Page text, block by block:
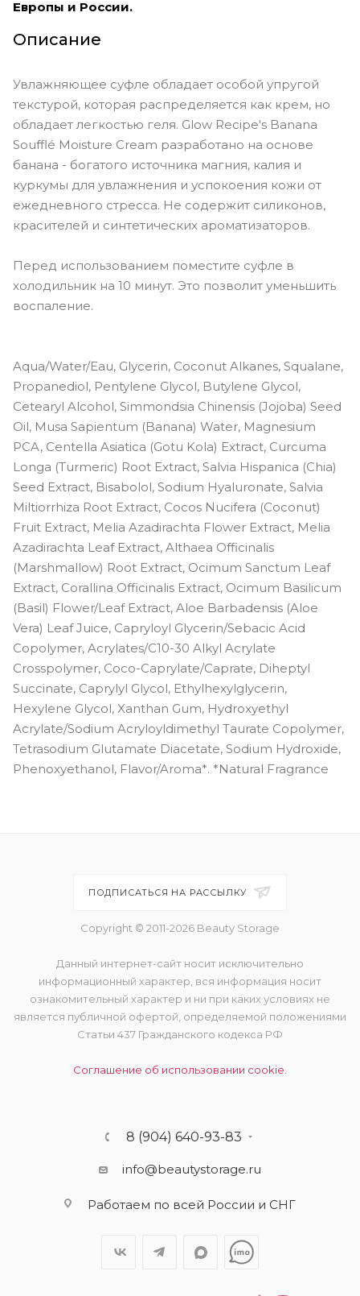
Европы и России.
Описание
Увлажняющее суфле обладает особой упругой
текстурой, которая распределяется как крем, но
обладает легкостью геля. Glow Recipe's Banana
Soufflé Moisture Cream разработано на основе
банана - богатого источника магния, калия и
куркумы для увлажнения и успокоения кожи от
ежедневного стресса. Не содержит силиконов,
красителей и синтетических ароматизаторов.
Перед использованием поместите суфле в
холодильник на 10 минут. Это позволит уменьшить
воспаление.
Aqua/Water/Eau, Glycerin, Coconut Alkanes, Squalane,
Propanediol, Pentylene Glycol, Butylene Glycol,
Cetearyl Alcohol, Simmondsia Chinensis (Jojoba) Seed
Oil, Musa Sapientum (Banana) Water, Magnesium
PCA, Centella Asiatica (Gotu Kola) Extract, Curcuma
Longa (Turmeric) Root Extract, Salvia Hispanica (Chia)
Seed Extract, Bisabolol, Sodium Hyaluronate, Salvia
Miltiorrhiza Root Extract, Cocos Nucifera (Coconut)
Fruit Extract, Melia Azadirachta Flower Extract, Melia
Azadirachta Leaf Extract, Althaea Officinalis
(Marshmallow) Root Extract, Ocimum Sanctum Leaf
Extract, Corallina Officinalis Extract, Ocimum Basilicum
(Basil) Flower/Leaf Extract, Aloe Barbadensis (Aloe
Vera) Leaf Juice, Capryloyl Glycerin/Sebacic Acid
Copolymer, Acrylates/C10-30 Alkyl Acrylate
Crosspolymer, Coco-Caprylate/Caprate, Diheptyl
Succinate, Caprylyl Glycol, Ethylhexylglycerin,
Hexylene Glycol, Xanthan Gum, Hydroxyethyl
Acrylate/Sodium Acryloyldimethyl Taurate Copolymer,
Tetrasodium Glutamate Diacetate, Sodium Hydroxide,
Phenoxyethanol, Flavor/Aroma*. *Natural Fragrance
ПОДПИСАТЬСЯ НА РАССЫЛКУ
Copyright © 2011-2026 Beauty Storage
Данный интернет-сайт носит исключительно
информационный характер, вся информация носит
ознакомительный характер и ни при каких условиях не
является публичной офертой, определяемой положениями
Статьи 437 Гражданского кодекса РФ
Соглашение об использовании cookie.
8 (904) 640-93-83
info@beautystorage.ru
Работаем по всей России и СНГ